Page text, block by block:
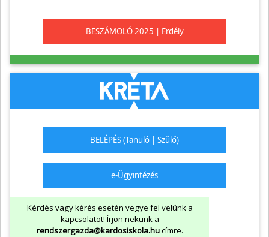
BESZÁMOLÓ 2025 | Erdély
BELÉPÉS (Tanuló | Szülő)
e-Ügyintézés
Kérdés vagy kérés esetén vegye fel velünk a
kapcsolatot! Írjon nekünk a
rendszergazda@kardosiskola.hucímre.